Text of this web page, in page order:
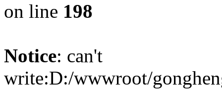
on line 198
Notice: can't
write:D:/wwwroot/